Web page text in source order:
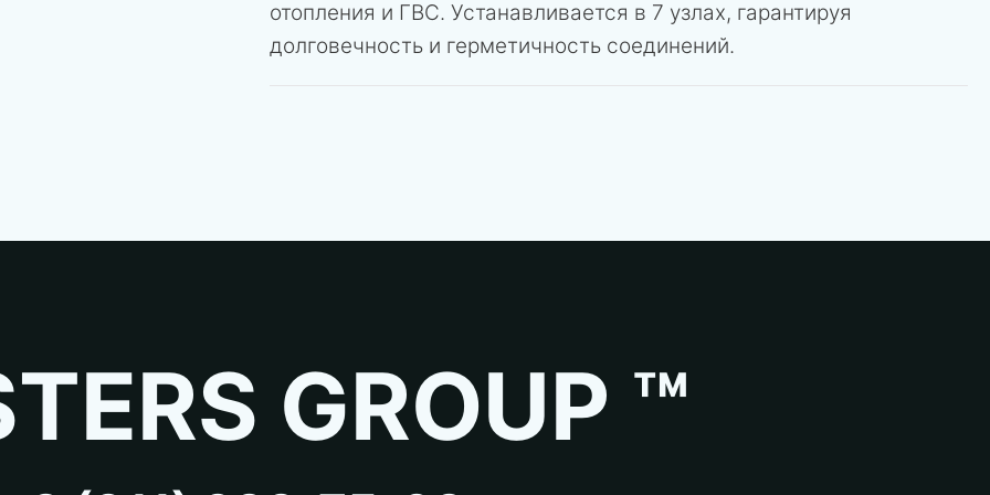
отопления и ГВС. Устанавливается в 7 узлах, гарантируя
долговечность и герметичность соединений.
GROUP ™